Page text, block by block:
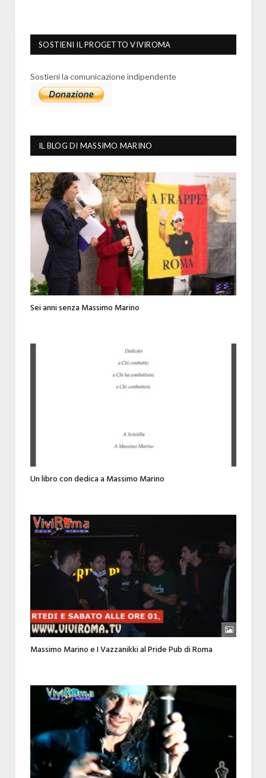
SOSTIENI IL PROGETTO VIVIROMA
Sostieni la comunicazione indipendente
IL BLOG DI MASSIMO MARINO
Sei anni senza Massimo Marino
Un libro con dedica a Massimo Marino
Massimo Marino e I Vazzanikki al Pride Pub di Roma